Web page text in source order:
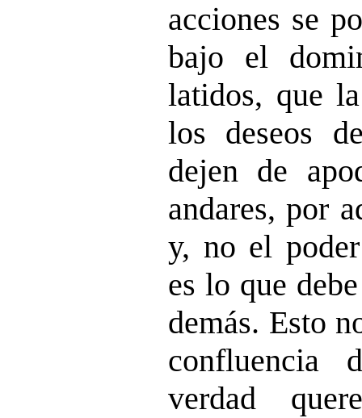
acciones se
bajo el
latidos, que
los deseos
dejen de
andares, por
y, no el
es lo que
demás. Esto
confluencia
verdad